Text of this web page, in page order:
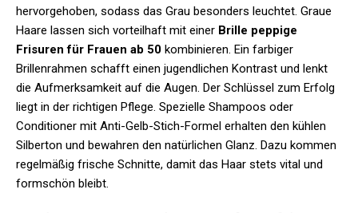
hervorgehoben, sodass das Grau besonders leuchtet. Graue
Haare lassen sich vorteilhaft mit einer Brille peppige
Frisuren für Frauen ab 50 kombinieren. Ein farbiger
Brillenrahmen schafft einen jugendlichen Kontrast und lenkt
die Aufmerksamkeit auf die Augen. Der Schlüssel zum Erfolg
liegt in der richtigen Pflege. Spezielle Shampoos oder
Conditioner mit Anti-Gelb-Stich-Formel erhalten den kühlen
Silberton und bewahren den natürlichen Glanz. Dazu kommen
regelmäßig frische Schnitte, damit das Haar stets vital und
formschön bleibt.